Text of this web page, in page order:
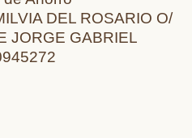
DEL ROSARIO O/
JORGE GABRIEL